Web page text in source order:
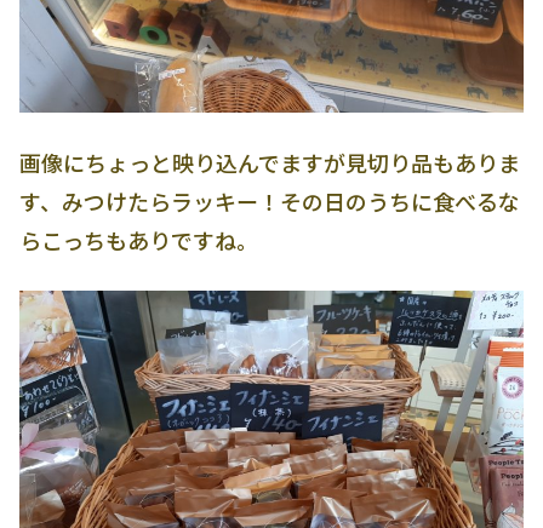
画像にちょっと映り込んでますが見切り品もありま
す、みつけたらラッキー！その日のうちに食べるな
らこっちもありですね。